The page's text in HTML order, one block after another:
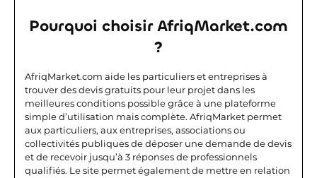
Pourquoi choisir AfriqMarket.com
?
AfriqMarket.com aide les particuliers et entreprises à
trouver des devis gratuits pour leur projet dans les
meilleures conditions possible grâce à une plateforme
simple d’utilisation mais complète. AfriqMarket permet
aux particuliers, aux entreprises, associations ou
collectivités publiques de déposer une demande de devis
et de recevoir jusqu’à 3 réponses de professionnels
qualifiés. Le site permet également de mettre en relation